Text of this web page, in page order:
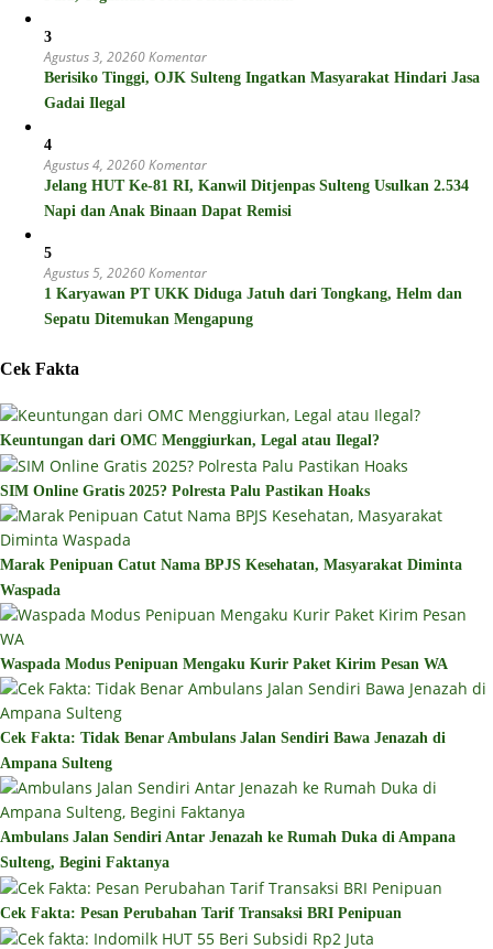
3
Agustus 3, 20260 Komentar
Berisiko Tinggi, OJK Sulteng Ingatkan Masyarakat Hindari Jasa
Gadai Ilegal
4
Agustus 4, 20260 Komentar
Jelang HUT Ke-81 RI, Kanwil Ditjenpas Sulteng Usulkan 2.534
Napi dan Anak Binaan Dapat Remisi
5
Agustus 5, 20260 Komentar
1 Karyawan PT UKK Diduga Jatuh dari Tongkang, Helm dan
Sepatu Ditemukan Mengapung
Cek Fakta
Keuntungan dari OMC Menggiurkan, Legal atau Ilegal?
SIM Online Gratis 2025? Polresta Palu Pastikan Hoaks
Marak Penipuan Catut Nama BPJS Kesehatan, Masyarakat Diminta
Waspada
Waspada Modus Penipuan Mengaku Kurir Paket Kirim Pesan WA
Cek Fakta: Tidak Benar Ambulans Jalan Sendiri Bawa Jenazah di
Ampana Sulteng
Ambulans Jalan Sendiri Antar Jenazah ke Rumah Duka di Ampana
Sulteng, Begini Faktanya
Cek Fakta: Pesan Perubahan Tarif Transaksi BRI Penipuan